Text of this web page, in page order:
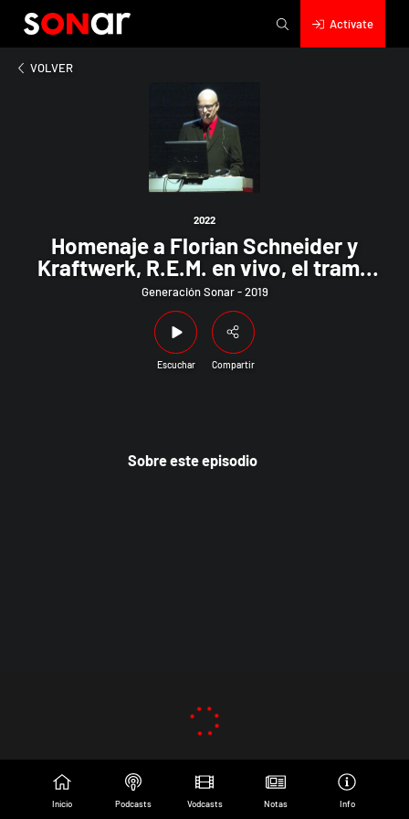
Actívate
VOLVER
2022
Homenaje a Florian Schneider y
Kraftwerk, R.E.M. en vivo, el tramo
solita de Brian May y más.
Generación Sonar - 2019
Escuchar Compartir
2022
a Florian Schneider y Kraftwerk, R.E.M. en vivo, el tramo
Sobre este episodio
Inicio Podcasts Vodcasts Notas Info